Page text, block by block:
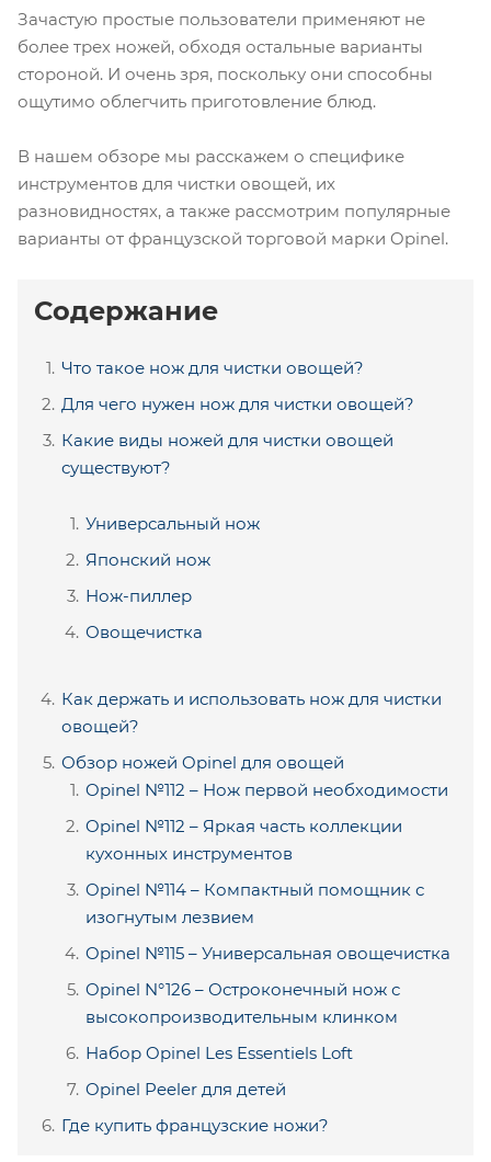
Зачастую простые пользователи применяют не
более трех ножей, обходя остальные варианты
стороной. И очень зря, поскольку они способны
ощутимо облегчить приготовление блюд.
В нашем обзоре мы расскажем о специфике
инструментов для чистки овощей, их
разновидностях, а также рассмотрим популярные
варианты от французской торговой марки Opinel.
Содержание
Что такое нож для чистки овощей?
Для чего нужен нож для чистки овощей?
Какие виды ножей для чистки овощей
существуют?
Универсальный нож
Японский нож
Нож-пиллер
Овощечистка
Как держать и использовать нож для чистки
овощей?
Обзор ножей Opinel для овощей
Opinel №112 – Нож первой необходимости
Opinel №112 – Яркая часть коллекции
кухонных инструментов
Opinel №114 – Компактный помощник с
изогнутым лезвием
Opinel №115 – Универсальная овощечистка
Opinel N°126 – Остроконечный нож с
высокопроизводительным клинком
Набор Opinel Les Essentiels Loft
Opinel Peeler для детей
Где купить французские ножи?